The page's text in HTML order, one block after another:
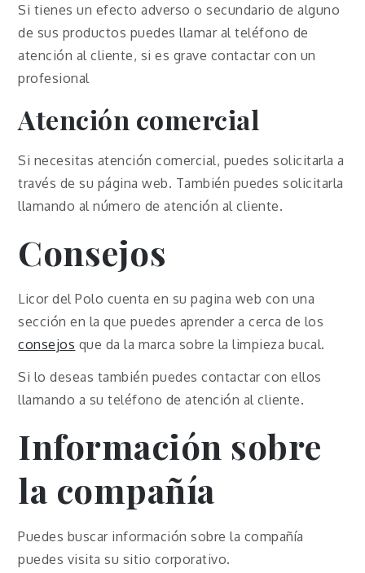
Si tienes un efecto adverso o secundario de alguno
de sus productos puedes llamar al teléfono de
atención al cliente, si es grave contactar con un
profesional
Atención comercial
Si necesitas atención comercial, puedes solicitarla a
través de su página web. También puedes solicitarla
llamando al número de atención al cliente.
Consejos
Licor del Polo cuenta en su pagina web con una
sección en la que puedes aprender a cerca de los
consejos que da la marca sobre la limpieza bucal.
Si lo deseas también puedes contactar con ellos
llamando a su teléfono de atención al cliente.
Información sobre
la compañía
Puedes buscar información sobre la compañía
puedes visita su sitio corporativo.